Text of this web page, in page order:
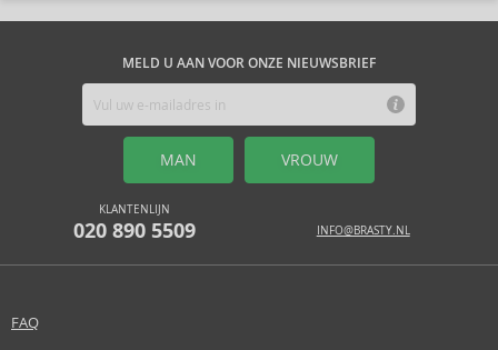
MELD U AAN VOOR ONZE NIEUWSBRIEF
MAN VROUW
KLANTENLIJN
020 890 5509 INFO@BRASTY.NL
FAQ